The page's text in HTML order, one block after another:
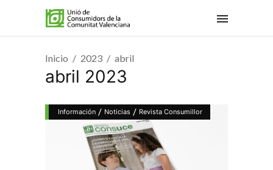
Inicio 2023 abril
abril 2023
Información / Noticias / Revista Consumillor